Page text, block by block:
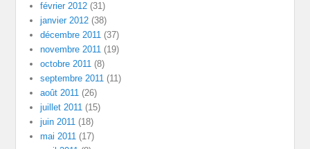
février 2012 (31)
janvier 2012 (38)
décembre 2011 (37)
novembre 2011 (19)
octobre 2011 (8)
septembre 2011 (11)
août 2011 (26)
juillet 2011 (15)
juin 2011 (18)
mai 2011 (17)